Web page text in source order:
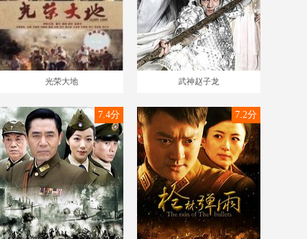
光荣大地 武神赵子龙
7.4分 7.2分